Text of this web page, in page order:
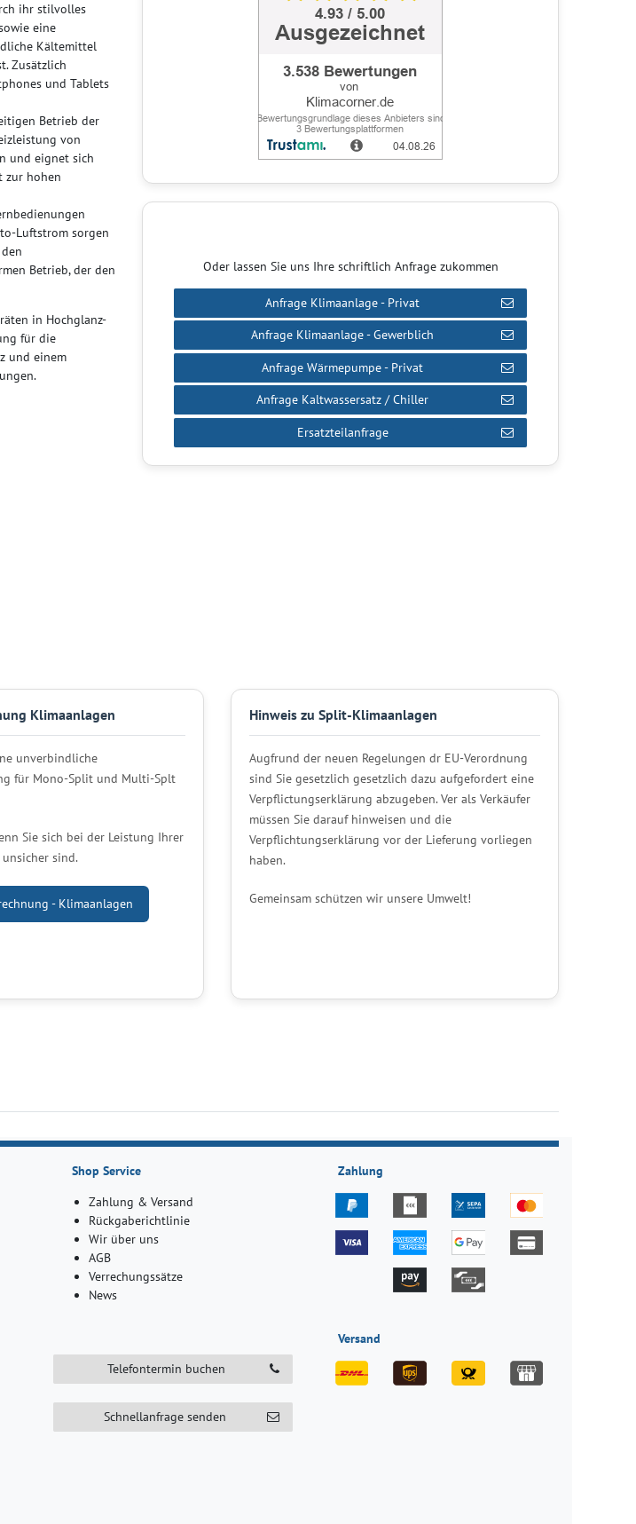
ihr stilvolles
eine
Kältemittel
Zusätzlich
und Tablets
Betrieb der
von
und eignet sich
zur hohen
Luftstrom sorgen
Betrieb, der den
in Hochglanz-
für die
und einem
Oder lassen Sie uns Ihre schriftlich Anfrage zukommen
Anfrage Klimaanlage - Privat
Anfrage Klimaanlage - Gewerblich
Anfrage Wärmepumpe - Privat
Anfrage Kaltwassersatz / Chiller
Ersatzteilanfrage
Klimaanlagen
unverbindliche
für Mono-Split und Multi-Splt
Sie sich bei der Leistung Ihrer
sind.
- Klimaanlagen
Hinweis zu Split-Klimaanlagen
Augfrund der neuen Regelungen dr EU-Verordnung
sind Sie gesetzlich gesetzlich dazu aufgefordert eine
Verpflictungserklärung abzugeben. Ver als Verkäufer
müssen Sie darauf hinweisen und die
Verpflichtungserklärung vor der Lieferung vorliegen
haben.
Gemeinsam schützen wir unsere Umwelt!
Shop Service
Zahlung & Versand
Rückgaberichtlinie
Wir über uns
AGB
Verrechungssätze
News
Telefontermin buchen
Schnellanfrage senden
Zahlung
Versand